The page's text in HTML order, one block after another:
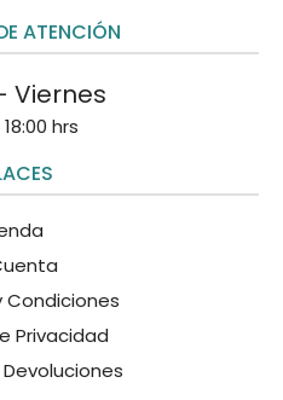
ATENCIÓN
Viernes
hrs
Condiciones
Privacidad